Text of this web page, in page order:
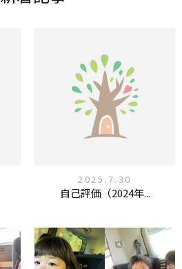
2025.7.30
自己評価（2024年...